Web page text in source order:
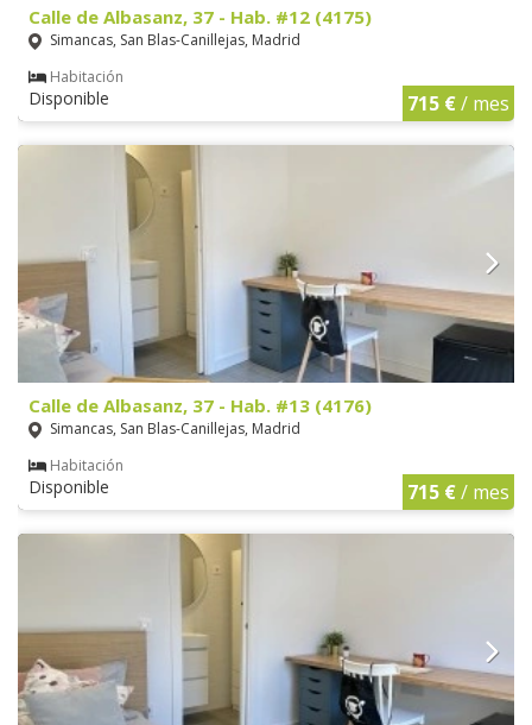
Calle de Albasanz, 37 - Hab. #12 (4175)
Simancas, San Blas-Canillejas, Madrid
Habitación
Disponible 715 €/ mes
Calle de Albasanz, 37 - Hab. #13 (4176)
Simancas, San Blas-Canillejas, Madrid
Habitación
Disponible 715 €/ mes